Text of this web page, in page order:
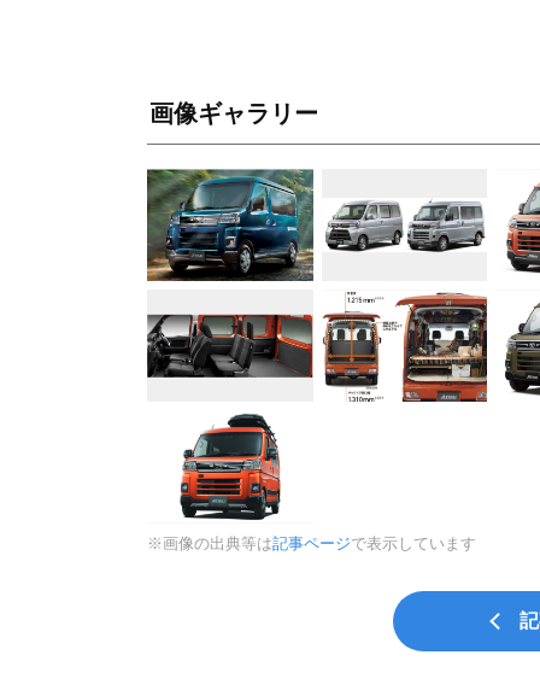
画像ギャラリー
※画像の出典等は記事ページで表示しています